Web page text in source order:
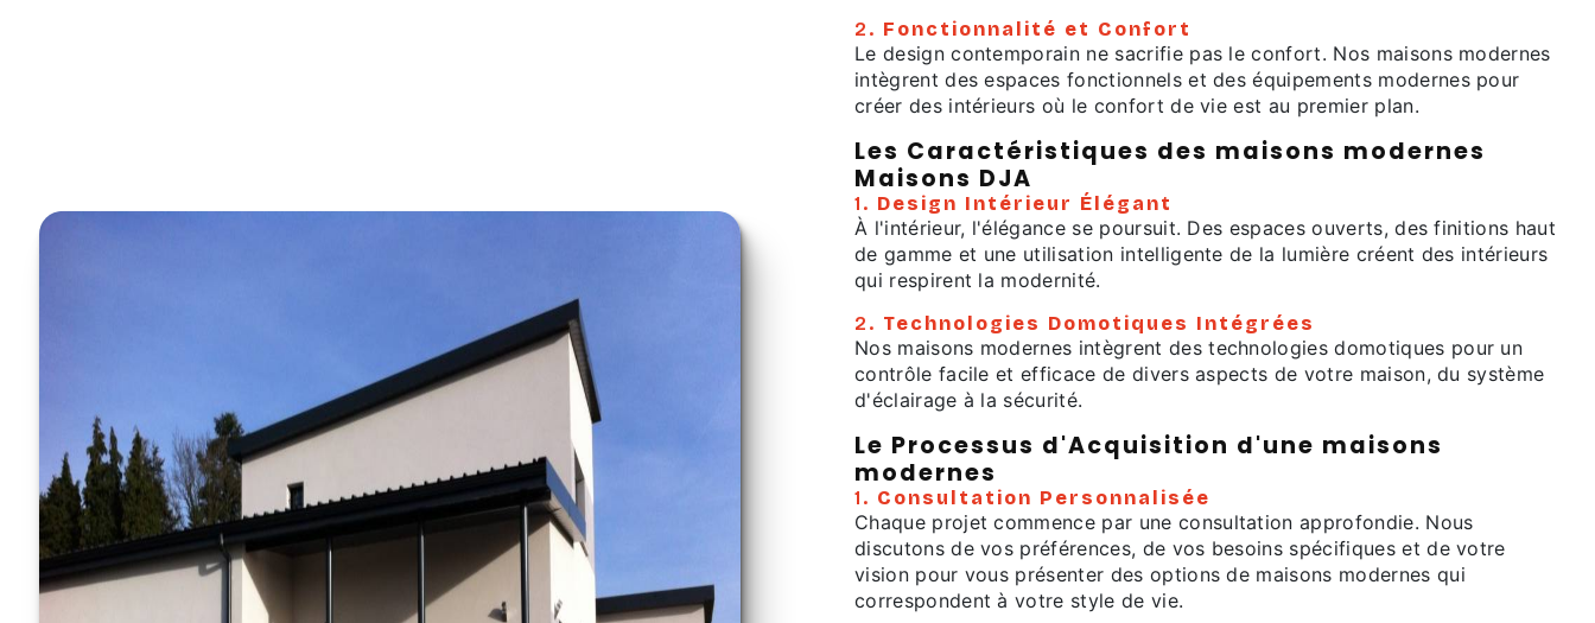
2. Fonctionnalité et Confort
Le design contemporain ne sacrifie pas le confort. Nos maisons modernes
intègrent des espaces fonctionnels et des équipements modernes pour
créer des intérieurs où le confort de vie est au premier plan.
Les Caractéristiques des maisons modernes
Maisons DJA
1. Design Intérieur Élégant
À l'intérieur, l'élégance se poursuit. Des espaces ouverts, des finitions haut
de gamme et une utilisation intelligente de la lumière créent des intérieurs
qui respirent la modernité.
2. Technologies Domotiques Intégrées
Nos maisons modernes intègrent des technologies domotiques pour un
contrôle facile et efficace de divers aspects de votre maison, du système
d'éclairage à la sécurité.
Le Processus d'Acquisition d'une maisons
modernes
1. Consultation Personnalisée
Chaque projet commence par une consultation approfondie. Nous
discutons de vos préférences, de vos besoins spécifiques et de votre
vision pour vous présenter des options de maisons modernes qui
correspondent à votre style de vie.